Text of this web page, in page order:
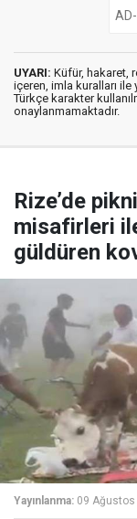
UYARI: Küfür, hakaret,
içeren, imla kuralları ile
Türkçe karakter
onaylanmamaktadır.
Rize’de
misafirleri
güldüren
Yayınlanma: 09 Ağustos